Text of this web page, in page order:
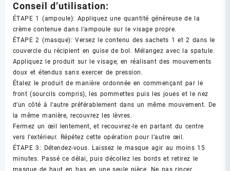
Conseil d’utilisation:
ÉTAPE 1 (ampoule): Appliquez une quantité généreuse de la
crème contenue dans l’ampoule sur le visage propre.
ÉTAPE 2 (masque): Versez le contenu des sachets 1 et 2 dans le
couvercle du récipient en guise de bol. Mélangez avec la spatule.
Appliquez le produit sur le visage, en réalisant des mouvements
doux et étendus sans exercer de pression.
Étalez le produit de manière ordonnée en commençant par le
front (sourcils compris), les pommettes puis les joues et le nez
d’un côté à l’autre préférablement dans un même mouvement. De
la même manière, recouvrez les lèvres.
Fermez un œil lentement, et recouvrez-le en partant du centre
vers l’extérieur. Répétez cette opération pour l’autre œil.
ÉTAPE 3: Détendez-vous. Laissez le masque agir au moins 15
minutes. Passé ce délai, puis décollez les bords et retirez le